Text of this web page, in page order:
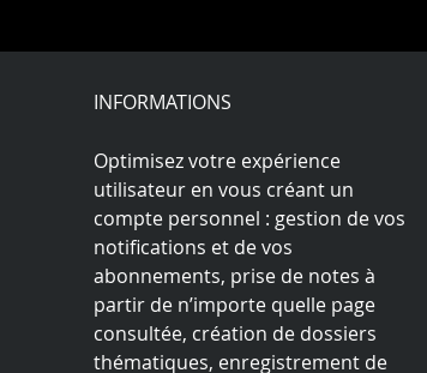
YoutubeLinkedInInstagramBluesky
INFORMATIONS
Optimisez votre expérience
utilisateur en vous créant un
compte personnel : gestion de vos
notifications et de vos
abonnements, prise de notes à
partir de n’importe quelle page
consultée, création de dossiers
thématiques, enregistrement de